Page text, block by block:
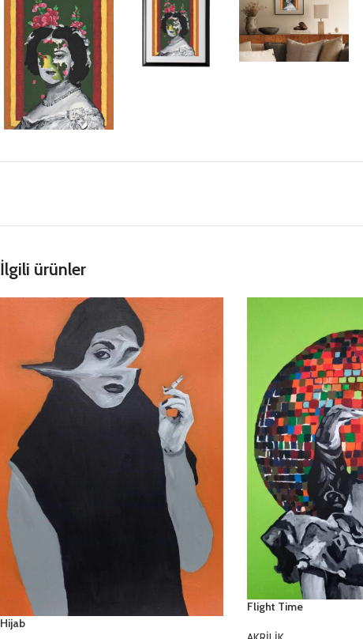
İlgili ürünler
Hijab
Flight Time